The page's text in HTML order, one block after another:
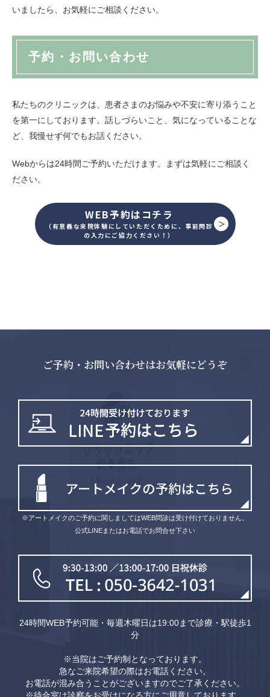
いましたら、お気軽にご相談ください。
予約・お問い合わせ
私たちのクリニックは、患者さまのお悩みや不安に寄り添うこと
を第一にしております。話しづらいこと、気になっていることな
ど、我慢せず何でもお話ください。
Webからは24時間ご予約いただけます。まずは気軽にご相談く
ださい。
WEB予約はコチラ
（有意義な来院体験にしていただくために、事前問診
の入力にご協力ください！）
ご予約・お問い合わせはお気軽にどうぞ
※アートメイクのご予約に関しましてはWEB問診は受け付けておりません。
公式LINEまたはお電話でお問合せ下さい
24時間WEB予約可能・毎週木曜日は19:00まで診療・駅徒歩1
分
※当院はご予約制となっております。
急なご来院希望の際はお電話ください。
お電話が混み合うことがございますのでご了承ください。
※待合室は診察をお受けになる方にご用意しております。